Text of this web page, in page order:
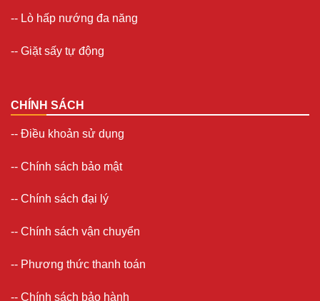
-- Lò hấp nướng đa năng
-- Giặt sấy tự động
CHÍNH SÁCH
-- Điều khoản sử dụng
-- Chính sách bảo mật
-- Chính sách đại lý
-- Chính sách vận chuyển
-- Phương thức thanh toán
-- Chính sách bảo hành